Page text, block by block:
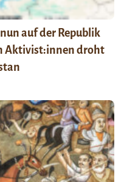
auf der Republik
Aktivist:innen droht